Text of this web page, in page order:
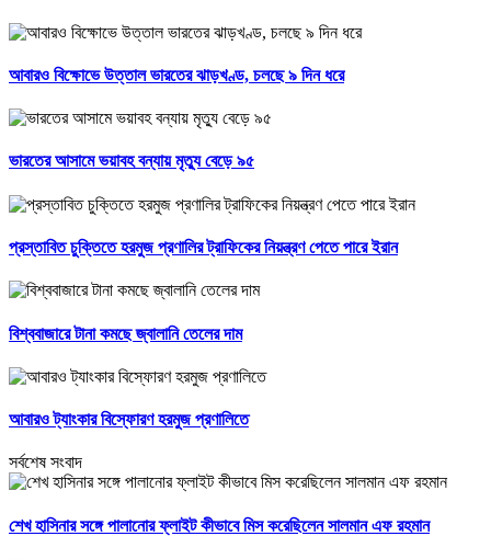
আবারও বিক্ষোভে উত্তাল ভারতের ঝাড়খণ্ড, চলছে ৯ দিন ধরে
ভারতের আসামে ভয়াবহ বন্যায় মৃত্যু বেড়ে ৯৫
প্রস্তাবিত চুক্তিতে হরমুজ প্রণালির ট্রাফিকের নিয়ন্ত্রণ পেতে পারে ইরান
বিশ্ববাজারে টানা কমছে জ্বালানি তেলের দাম
আবারও ট্যাংকার বিস্ফোরণ হরমুজ প্রণালিতে
সর্বশেষ সংবাদ
শেখ হাসিনার সঙ্গে পালানোর ফ্লাইট কীভাবে মিস করেছিলেন সালমান এফ রহমান